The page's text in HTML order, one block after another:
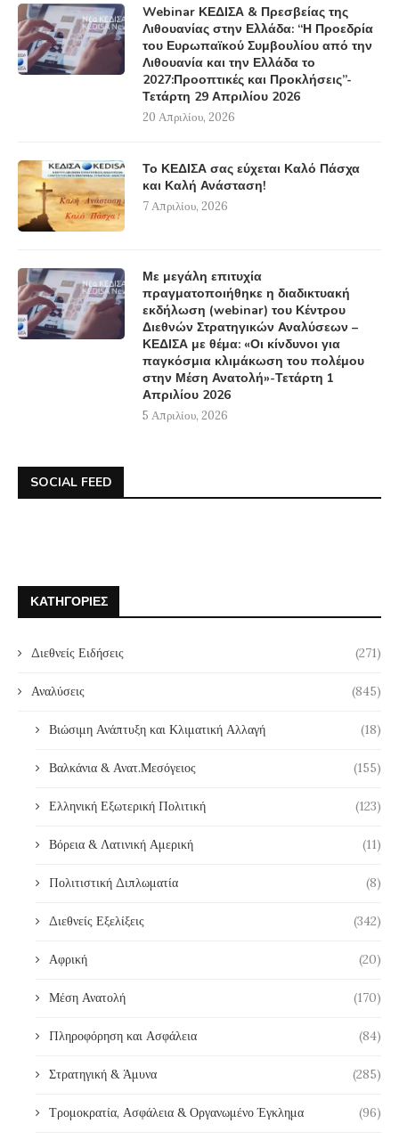
Webinar ΚΕΔΙΣΑ & Πρεσβείας της
Λιθουανίας στην Ελλάδα: “Η Προεδρία
του Ευρωπαϊκού Συμβουλίου από την
Λιθουανία και την Ελλάδα το
2027:Προοπτικές και Προκλήσεις”-
Τετάρτη 29 Απριλίου 2026
20 Απριλίου, 2026
Το ΚΕΔΙΣΑ σας εύχεται Καλό Πάσχα
και Καλή Ανάσταση!
7 Απριλίου, 2026
Με μεγάλη επιτυχία
πραγματοποιήθηκε η διαδικτυακή
εκδήλωση (webinar) του Κέντρου
Διεθνών Στρατηγικών Αναλύσεων –
ΚΕΔΙΣΑ με θέμα: «Οι κίνδυνοι για
παγκόσμια κλιμάκωση του πολέμου
στην Μέση Ανατολή»-Τετάρτη 1
Απριλίου 2026
5 Απριλίου, 2026
SOCIAL FEED
ΚΑΤΗΓΟΡΊΕΣ
Διεθνείς Ειδήσεις (271)
Αναλύσεις (845)
Βιώσιμη Ανάπτυξη και Κλιματική Αλλαγή (18)
Βαλκάνια & Ανατ.Μεσόγειος (155)
Ελληνική Εξωτερική Πολιτική (123)
Βόρεια & Λατινική Αμερική (11)
Πολιτιστική Διπλωματία (8)
Διεθνείς Εξελίξεις (342)
Αφρική (20)
Μέση Ανατολή (170)
Πληροφόρηση και Ασφάλεια (84)
Στρατηγική & Άμυνα (285)
Τρομοκρατία, Ασφάλεια & Οργανωμένο Έγκλημα (96)